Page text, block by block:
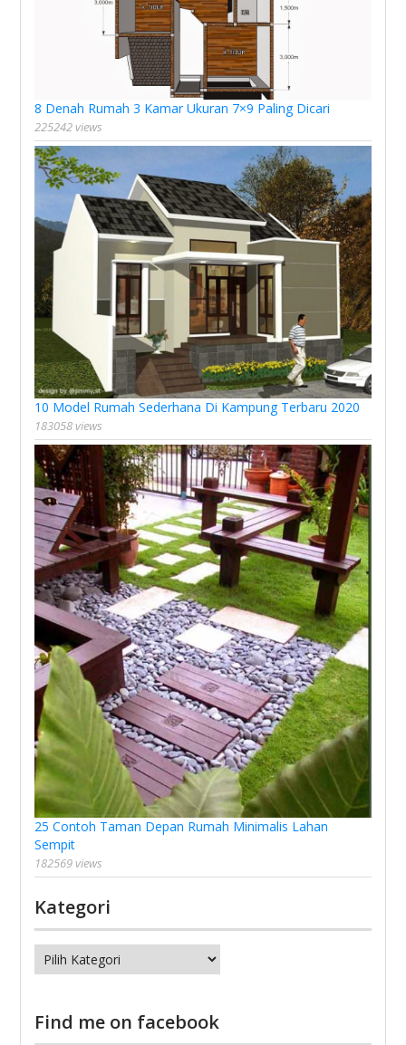
8 Denah Rumah 3 Kamar Ukuran 7×9 Paling Dicari
225242 views
10 Model Rumah Sederhana Di Kampung Terbaru 2020
183058 views
25 Contoh Taman Depan Rumah Minimalis Lahan
Sempit
182569 views
Kategori
Kategori
Find me on facebook